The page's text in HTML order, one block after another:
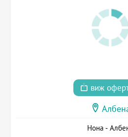
виж
Нона -